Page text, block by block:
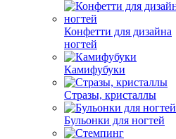
Конфетти для дизайна
ногтей
Камифубуки
Стразы, кристаллы
Бульонки для ногтей